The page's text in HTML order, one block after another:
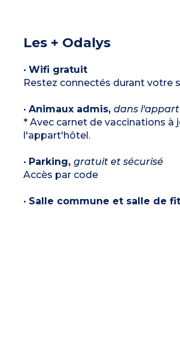
Les + Odalys
• Wifi gratuit
Restez connectés durant votre
• Animaux admis, dans
* Avec carnet de vaccinations
l'appart'hôtel.
• Parking, gratuit et sécurisé
Accès par code
• Salle commune et salle de